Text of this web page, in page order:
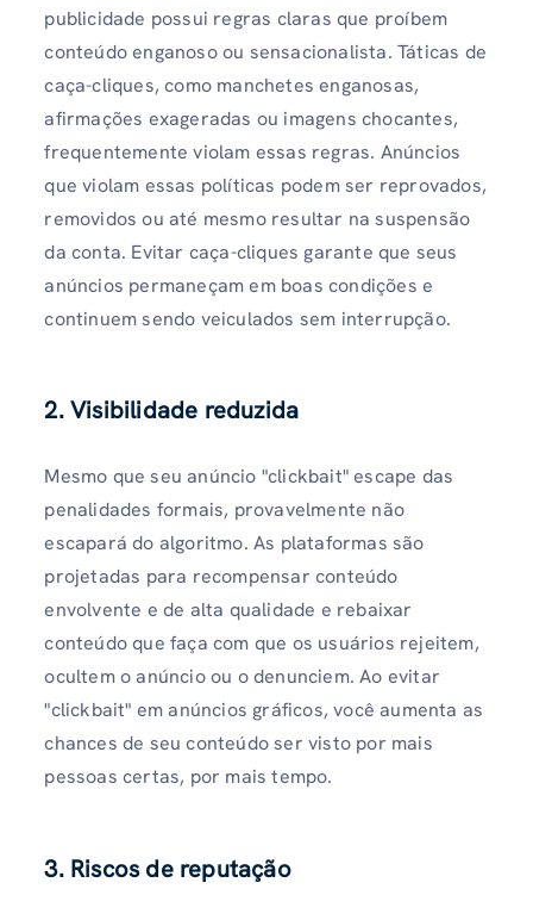
publicidade possui regras claras que proíbem
conteúdo enganoso ou sensacionalista. Táticas de
caça-cliques, como manchetes enganosas,
afirmações exageradas ou imagens chocantes,
frequentemente violam essas regras. Anúncios
que violam essas políticas podem ser reprovados,
removidos ou até mesmo resultar na suspensão
da conta. Evitar caça-cliques garante que seus
anúncios permaneçam em boas condições e
continuem sendo veiculados sem interrupção.
2.Visibilidade reduzida
Mesmo que seu anúncio "clickbait" escape das
penalidades formais, provavelmente não
escapará do algoritmo. As plataformas são
projetadas para recompensar conteúdo
envolvente e de alta qualidade e rebaixar
conteúdo que faça com que os usuários rejeitem,
ocultem o anúncio ou o denunciem. Ao evitar
"clickbait" em anúncios gráficos, você aumenta as
chances de seu conteúdo ser visto por mais
pessoas certas, por mais tempo.
3. Riscos de reputação